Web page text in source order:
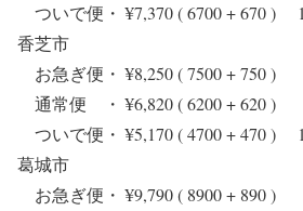
ついで便・ ¥7,370 ( 6700 + 670 )
香芝市
お急ぎ便・ ¥8,250 ( 7500 + 750 )
通常便 ・ ¥6,820 ( 6200 + 620 )
ついで便・ ¥5,170 ( 4700 + 470 )
葛城市
お急ぎ便・ ¥9,790 ( 8900 + 890 )